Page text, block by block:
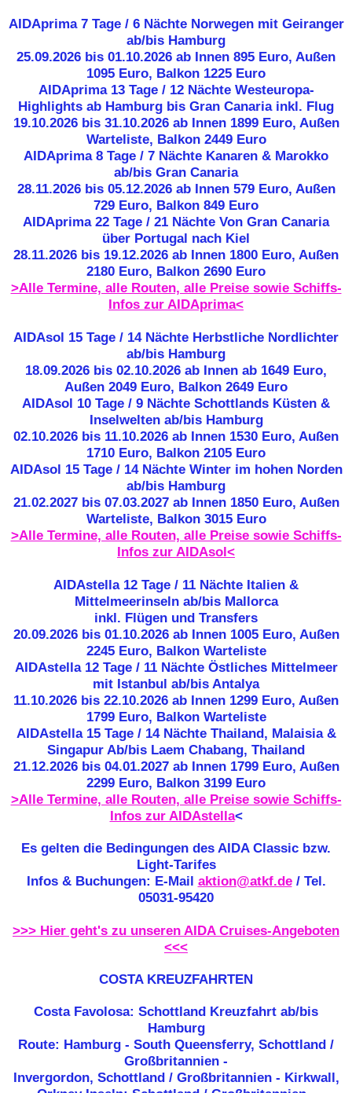
AIDAprima 7 Tage / 6 Nächte Norwegen mit Geiranger
ab/bis Hamburg
25.09.2026 bis 01.10.2026 ab Innen 895 Euro, Außen
1095 Euro, Balkon 1225 Euro
AIDAprima 13 Tage / 12 Nächte Westeuropa-
Highlights ab Hamburg bis Gran Canaria inkl. Flug
19.10.2026 bis 31.10.2026 ab Innen 1899 Euro, Außen
Warteliste, Balkon 2449 Euro
AIDAprima 8 Tage / 7 Nächte Kanaren & Marokko
ab/bis Gran Canaria
28.11.2026 bis 05.12.2026 ab Innen 579 Euro, Außen
729 Euro, Balkon 849 Euro
AIDAprima 22 Tage / 21 Nächte Von Gran Canaria
über Portugal nach Kiel
28.11.2026 bis 19.12.2026 ab Innen 1800 Euro, Außen
2180 Euro, Balkon 2690 Euro
>Alle Termine, alle Routen, alle Preise sowie Schiffs-
Infos zur AIDAprima<
AIDAsol 15 Tage / 14 Nächte Herbstliche Nordlichter
ab/bis Hamburg
18.09.2026 bis 02.10.2026 ab Innen ab 1649 Euro,
Außen 2049 Euro, Balkon 2649 Euro
AIDAsol 10 Tage / 9 Nächte Schottlands Küsten &
Inselwelten ab/bis Hamburg
02.10.2026 bis 11.10.2026 ab Innen 1530 Euro, Außen
1710 Euro, Balkon 2105 Euro
AIDAsol 15 Tage / 14 Nächte Winter im hohen Norden
ab/bis Hamburg
21.02.2027 bis 07.03.2027 ab Innen 1850 Euro, Außen
Warteliste, Balkon 3015 Euro
>Alle Termine, alle Routen, alle Preise sowie Schiffs-
Infos zur AIDAsol<
AIDAstella 12 Tage / 11 Nächte Italien &
Mittelmeerinseln ab/bis Mallorca
inkl. Flügen und Transfers
20.09.2026 bis 01.10.2026 ab Innen 1005 Euro, Außen
2245 Euro, Balkon Warteliste
AIDAstella 12 Tage / 11 Nächte Östliches Mittelmeer
mit Istanbul ab/bis Antalya
11.10.2026 bis 22.10.2026 ab Innen 1299 Euro, Außen
1799 Euro, Balkon Warteliste
AIDAstella 15 Tage / 14 Nächte Thailand, Malaisia &
Singapur Ab/bis Laem Chabang, Thailand
21.12.2026 bis 04.01.2027 ab Innen 1799 Euro, Außen
2299 Euro, Balkon 3199 Euro
>Alle Termine, alle Routen, alle Preise sowie Schiffs-
Infos zur AIDAstella<
Es gelten die Bedingungen des AIDA Classic bzw.
Light-Tarifes
Infos & Buchungen: E-Mail aktion@atkf.de/ Tel.
05031-95420
>>> Hier geht's zu unseren AIDA Cruises-Angeboten
<<<
COSTA KREUZFAHRTEN
Costa Favolosa: Schottland Kreuzfahrt ab/bis
Hamburg
Route: Hamburg - South Queensferry, Schottland /
Großbritannien -
Invergordon, Schottland / Großbritannien - Kirkwall,